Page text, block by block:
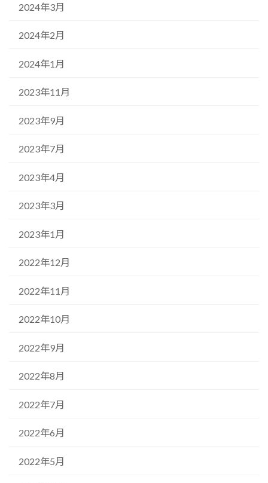
2024年3月
2024年2月
2024年1月
2023年11月
2023年9月
2023年7月
2023年4月
2023年3月
2023年1月
2022年12月
2022年11月
2022年10月
2022年9月
2022年8月
2022年7月
2022年6月
2022年5月